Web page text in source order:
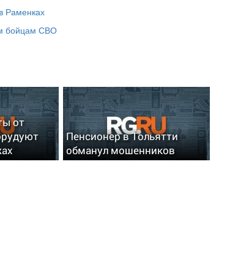
Раменках
бойцам СВО
от
Пенсионер в Тольятти
обманул мошенников